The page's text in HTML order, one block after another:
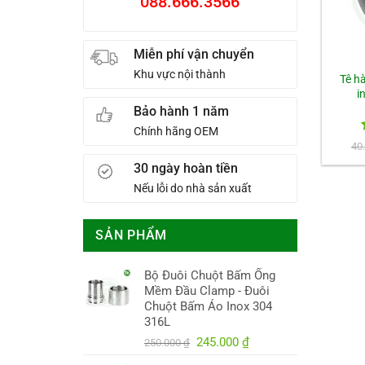
Miễn phí vận chuyển
Khu vực nội thành
Bảo hành 1 năm
Chính hãng OEM
30 ngày hoàn tiền
Nếu lỗi do nhà sản xuất
SẢN PHẨM
Bộ Đuôi Chuột Bấm Ống
Mềm Đầu Clamp - Đuôi
Chuột Bấm Áo Inox 304
316L
250.000₫ Giá
245.000 ₫Giá
Tê